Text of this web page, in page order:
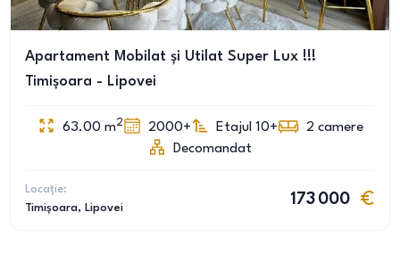
Apartament Mobilat și Utilat Super Lux !!!
Timișoara - Lipovei
63.00 m2 2000+ Etajul 10+ 2 camere
Decomandat
Locație:
Timișoara, Lipovei
173 000